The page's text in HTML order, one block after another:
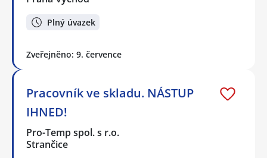
Plný úvazek
Zveřejněno: 9. července
Pracovník ve skladu. NÁSTUP
IHNED!
Pro-Temp spol. s r.o.
Strančice